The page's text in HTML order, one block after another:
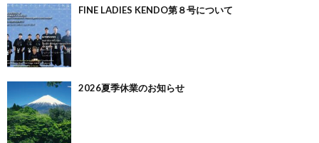
FINE LADIES KENDO第８号について
2026夏季休業のお知らせ